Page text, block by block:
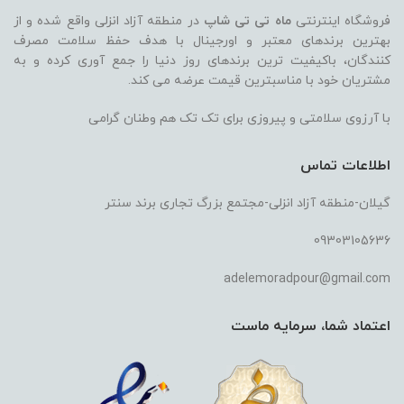
فروشگاه اینترنتیماه تی تی شاپ در منطقه آزاد انزلی واقع شده و از
بهترین برندهای معتبر و اورجینال با هدف حفظ سلامت مصرف
کنندگان، باکیفیت ترین برندهای روز دنیا را جمع آوری کرده و به
مشتریان خود با مناسبترین قیمت عرضه می کند.
با آرزوی سلامتی و پیروزی برای تک تک هم وطنان گرامی
اطلاعات تماس
گیلان-منطقه آزاد انزلی-مجتمع بزرگ تجاری برند سنتر
09303105636
adelemoradpour@gmail.com
اعتماد شما، سرمایه ماست